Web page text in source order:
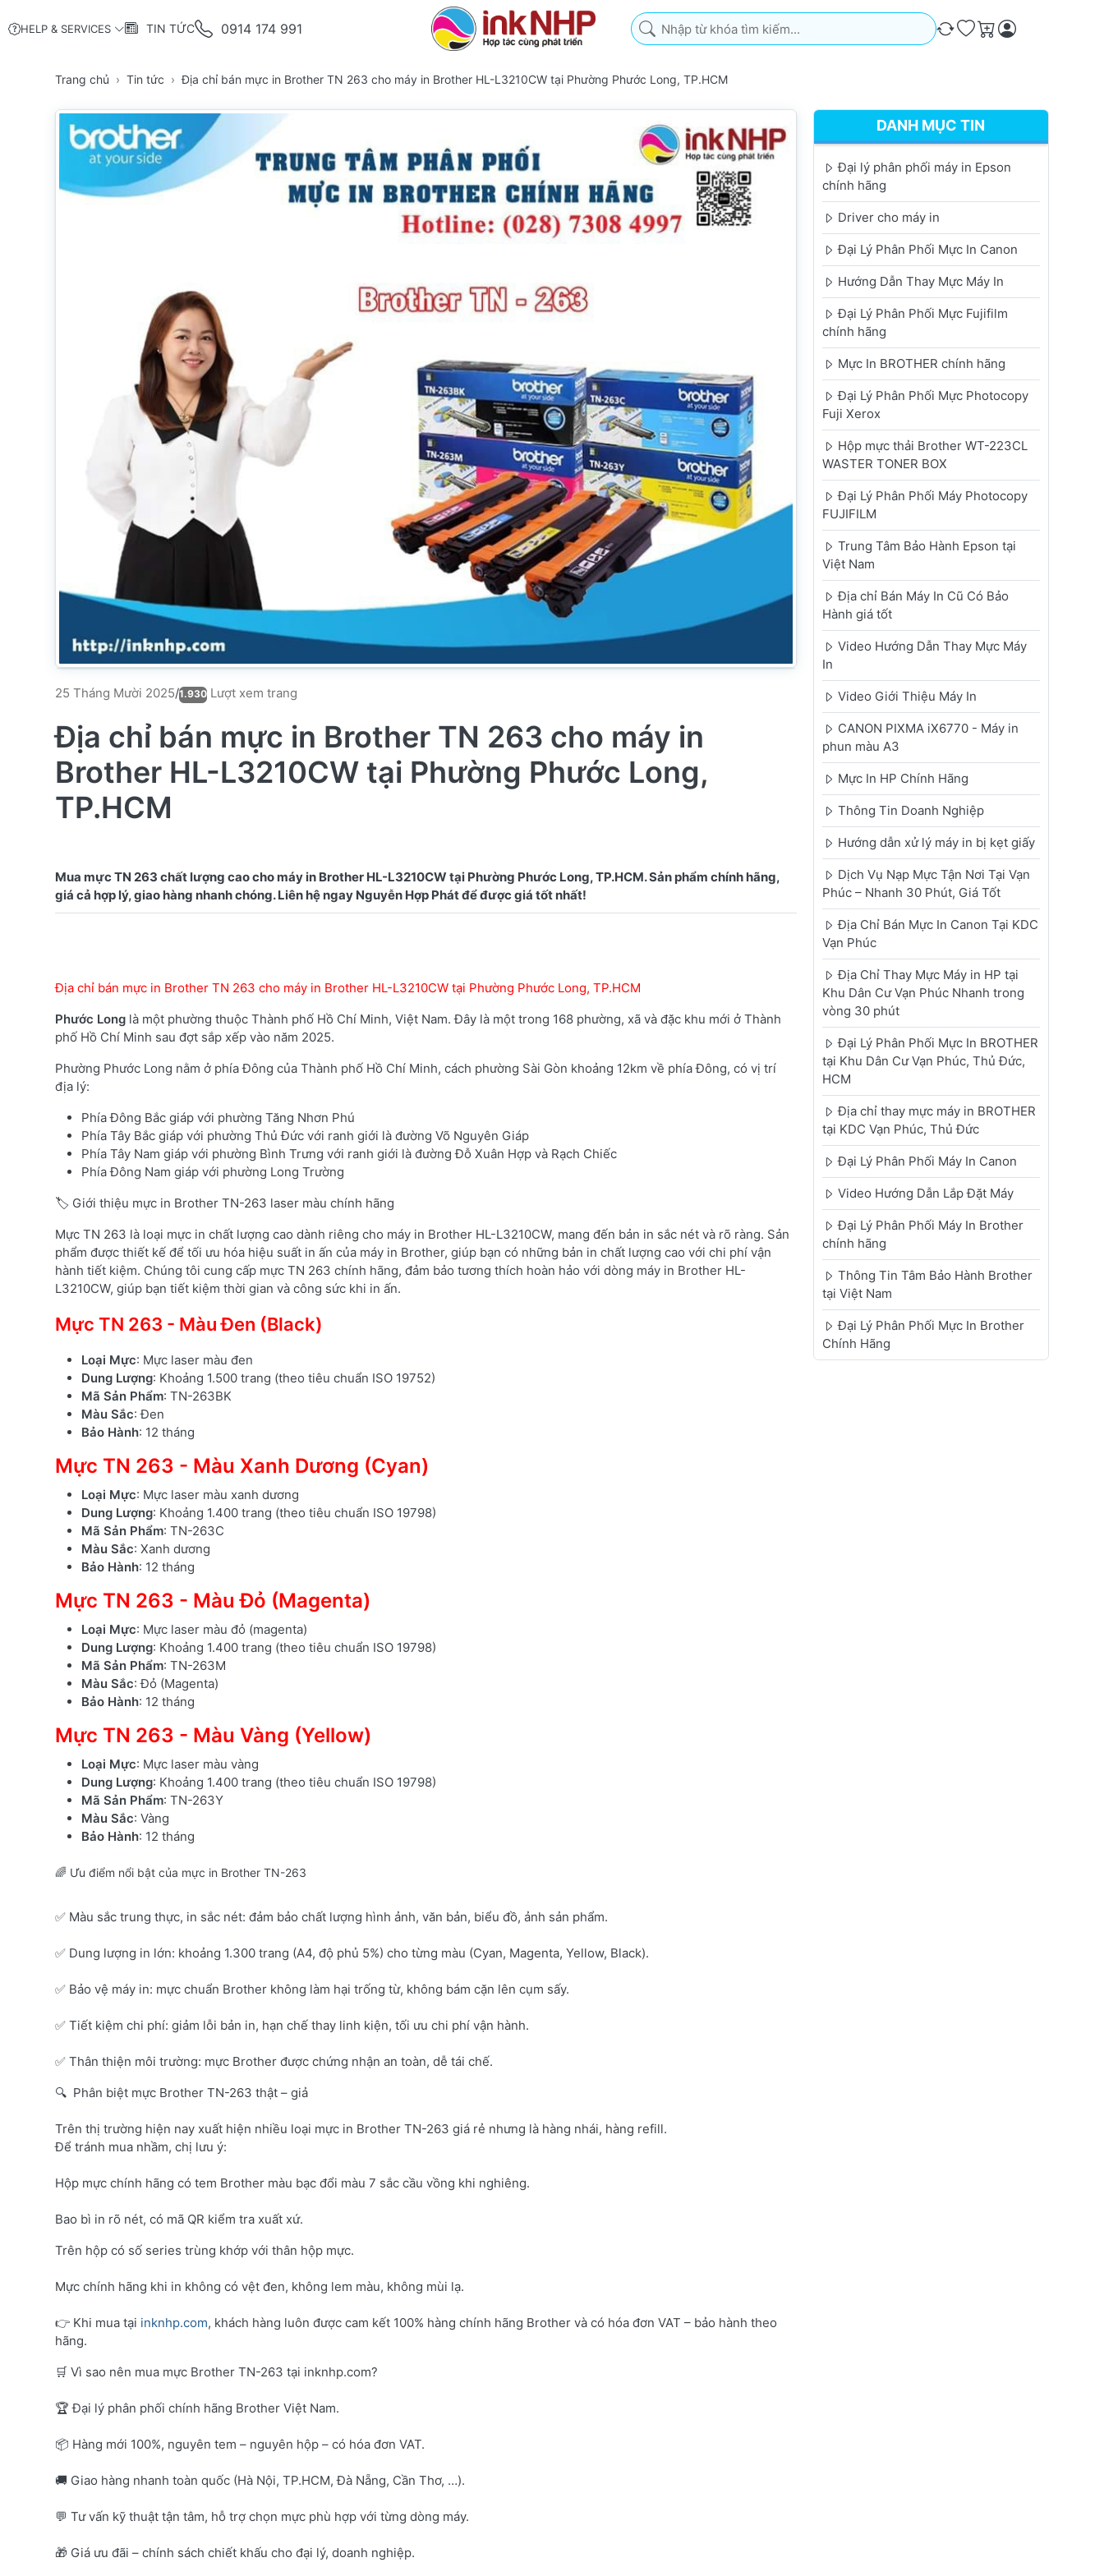
HELP & SERVICES TIN TỨC 0914 174 991
Nhập từ khóa tìm kiếm. Kết quả sẽ tự động xuất hiện khi bạn nhập. Nhấn phím
So sánh
Ưa thích
Giỏ hàng
Trang chủ Tin tức Địa chỉ bán mực in Brother TN 263 cho máy in Brother HL-L3210CW tại Phường Phước Long, TP.HCM
25 Tháng Mười 2025/1.930 Lượt xem trang
Địa chỉ bán mực in Brother TN 263 cho máy in
Brother HL-L3210CW tại Phường Phước Long,
TP.HCM
Mua mực TN 263 chất lượng cao cho máy in Brother HL-L3210CW tại Phường Phước Long, TP.HCM. Sản phẩm chính hãng,
Địa chỉ bán mực in Brother TN 263 cho máy in Brother HL-L3210CW tại Phường Phước Long, TP.HCM
Phước Long là một phường thuộc Thành phố Hồ Chí Minh, Việt Nam. Đây là một trong 168 phường, xã và đặc khu mới ở Thành
phố Hồ Chí Minh sau đợt sắp xếp vào năm 2025.
Phường Phước Long nằm ở phía Đông của Thành phố Hồ Chí Minh, cách phường Sài Gòn khoảng 12km về phía Đông, có vị trí
địa lý:
Phía Đông Bắc giáp với phường Tăng Nhơn Phú
Phía Tây Bắc giáp với phường Thủ Đức với ranh giới là đường Võ Nguyên Giáp
Phía Tây Nam giáp với phường Bình Trưng với ranh giới là đường Đỗ Xuân Hợp và Rạch Chiếc
Phía Đông Nam giáp với phường Long Trường
🏷️ Giới thiệu mực in Brother TN-263 laser màu chính hãng
Mực TN 263 là loại mực in chất lượng cao dành riêng cho máy in Brother HL-L3210CW, mang đến bản in sắc nét và rõ ràng. Sản
phẩm được thiết kế để tối ưu hóa hiệu suất in ấn của máy in Brother, giúp bạn có những bản in chất lượng cao với chi phí vận
hành tiết kiệm. Chúng tôi cung cấp mực TN 263 chính hãng, đảm bảo tương thích hoàn hảo với dòng máy in Brother HL-
L3210CW, giúp bạn tiết kiệm thời gian và công sức khi in ấn.
Mực TN 263 - Màu Đen (Black)
Loại Mực: Mực laser màu đen
Dung Lượng: Khoảng 1.500 trang (theo tiêu chuẩn ISO 19752)
Mã Sản Phẩm: TN-263BK
Màu Sắc: Đen
Bảo Hành: 12 tháng
Mực TN 263 - Màu Xanh Dương (Cyan)
Loại Mực: Mực laser màu xanh dương
Dung Lượng: Khoảng 1.400 trang (theo tiêu chuẩn ISO 19798)
Mã Sản Phẩm: TN-263C
Màu Sắc: Xanh dương
Bảo Hành: 12 tháng
Mực TN 263 - Màu Đỏ (Magenta)
Loại Mực: Mực laser màu đỏ (magenta)
Dung Lượng: Khoảng 1.400 trang (theo tiêu chuẩn ISO 19798)
Mã Sản Phẩm: TN-263M
Màu Sắc: Đỏ (Magenta)
Bảo Hành: 12 tháng
Mực TN 263 - Màu Vàng (Yellow)
Loại Mực: Mực laser màu vàng
Dung Lượng: Khoảng 1.400 trang (theo tiêu chuẩn ISO 19798)
Mã Sản Phẩm: TN-263Y
Màu Sắc: Vàng
Bảo Hành: 12 tháng
🌈 Ưu điểm nổi bật của mực in Brother TN-263
✅ Màu sắc trung thực, in sắc nét: đảm bảo chất lượng hình ảnh, văn bản, biểu đồ, ảnh sản phẩm.
✅ Dung lượng in lớn: khoảng 1.300 trang (A4, độ phủ 5%) cho từng màu (Cyan, Magenta, Yellow, Black).
✅ Bảo vệ máy in: mực chuẩn Brother không làm hại trống từ, không bám cặn lên cụm sấy.
✅ Tiết kiệm chi phí: giảm lỗi bản in, hạn chế thay linh kiện, tối ưu chi phí vận hành.
✅ Thân thiện môi trường: mực Brother được chứng nhận an toàn, dễ tái chế.
🔍 Phân biệt mực Brother TN-263 thật – giả
Trên thị trường hiện nay xuất hiện nhiều loại mực in Brother TN-263 giá rẻ nhưng là hàng nhái, hàng refill.
Để tránh mua nhầm, chị lưu ý:
Hộp mực chính hãng có tem Brother màu bạc đổi màu 7 sắc cầu vồng khi nghiêng.
Bao bì in rõ nét, có mã QR kiểm tra xuất xứ.
Trên hộp có số series trùng khớp với thân hộp mực.
Mực chính hãng khi in không có vệt đen, không lem màu, không mùi lạ.
👉 Khi mua tại inknhp.com, khách hàng luôn được cam kết 100% hàng chính hãng Brother và có hóa đơn VAT – bảo hành theo
hãng.
🛒 Vì sao nên mua mực Brother TN-263 tại inknhp.com?
🏆 Đại lý phân phối chính hãng Brother Việt Nam.
📦 Hàng mới 100%, nguyên tem – nguyên hộp – có hóa đơn VAT.
🚚 Giao hàng nhanh toàn quốc (Hà Nội, TP.HCM, Đà Nẵng, Cần Thơ, …).
💬 Tư vấn kỹ thuật tận tâm, hỗ trợ chọn mực phù hợp với từng dòng máy.
🎁 Giá ưu đãi – chính sách chiết khấu cho đại lý, doanh nghiệp.
DANH MỤC TIN
Đại lý phân phối máy in Epson
chính hãng
Driver cho máy in
Đại Lý Phân Phối Mực In Canon
Hướng Dẫn Thay Mực Máy In
Đại Lý Phân Phối Mực Fujifilm
chính hãng
Mực In BROTHER chính hãng
Đại Lý Phân Phối Mực Photocopy
Fuji Xerox
Hộp mực thải Brother WT-223CL
WASTER TONER BOX
Đại Lý Phân Phối Máy Photocopy
FUJIFILM
Trung Tâm Bảo Hành Epson tại
Việt Nam
Địa chỉ Bán Máy In Cũ Có Bảo
Hành giá tốt
Video Hướng Dẫn Thay Mực Máy
In
Video Giới Thiệu Máy In
CANON PIXMA iX6770 - Máy in
phun màu A3
Mực In HP Chính Hãng
Thông Tin Doanh Nghiệp
Hướng dẫn xử lý máy in bị kẹt giấy
Dịch Vụ Nạp Mực Tận Nơi Tại Vạn
Phúc – Nhanh 30 Phút, Giá Tốt
Địa Chỉ Bán Mực In Canon Tại KDC
Vạn Phúc
Địa Chỉ Thay Mực Máy in HP tại
Khu Dân Cư Vạn Phúc Nhanh trong
vòng 30 phút
Đại Lý Phân Phối Mực In BROTHER
tại Khu Dân Cư Vạn Phúc, Thủ Đức,
HCM
Địa chỉ thay mực máy in BROTHER
tại KDC Vạn Phúc, Thủ Đức
Đại Lý Phân Phối Máy In Canon
Video Hướng Dẫn Lắp Đặt Máy
Đại Lý Phân Phối Máy In Brother
chính hãng
Thông Tin Tâm Bảo Hành Brother
tại Việt Nam
Đại Lý Phân Phối Mực In Brother
Chính Hãng